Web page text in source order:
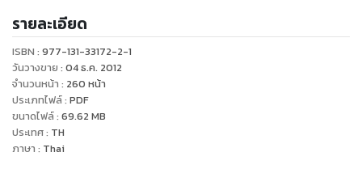
paint
รายละเอียด
ISBN : 977-131-33172-2-1
วันวางขาย : 04 ธ.ค. 2012
จำนวนหน้า : 260 หน้า
ประเภทไฟล์: PDF
ขนาดไฟล์: 69.62 MB
ประเทศ: TH
ภาษา : Thai